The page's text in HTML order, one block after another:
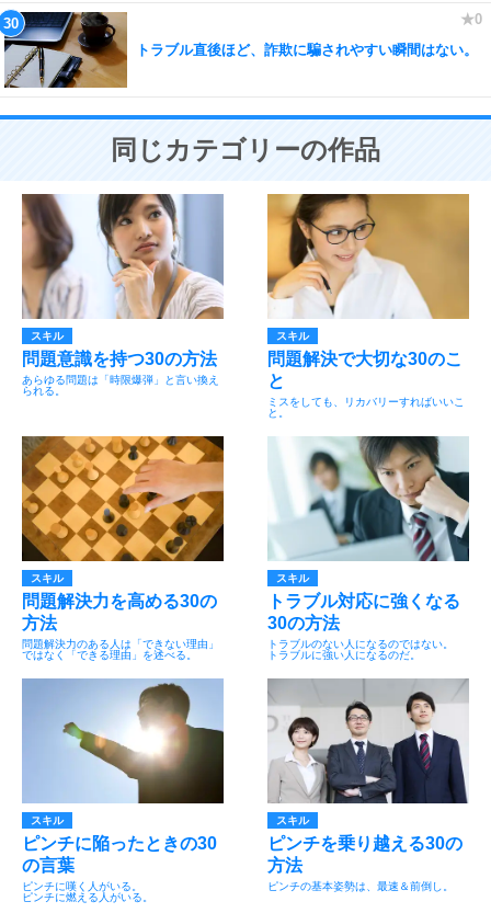
トラブル直後ほど、詐欺に騙されやすい瞬間はない。
同じカテゴリーの作品
スキル
問題意識を持つ30の方法
あらゆる問題は「時限爆弾」と言い換え
られる。
スキル
問題解決で大切な30のこ
と
ミスをしても、リカバリーすればいいこ
と。
スキル
問題解決力を高める30の
方法
問題解決力のある人は「できない理由」
ではなく「できる理由」を述べる。
スキル
トラブル対応に強くなる
30の方法
トラブルのない人になるのではない。
トラブルに強い人になるのだ。
スキル
ピンチに陥ったときの30
の言葉
ピンチに嘆く人がいる。
ピンチに燃える人がいる。
スキル
ピンチを乗り越える30の
方法
ピンチの基本姿勢は、最速＆前倒し。